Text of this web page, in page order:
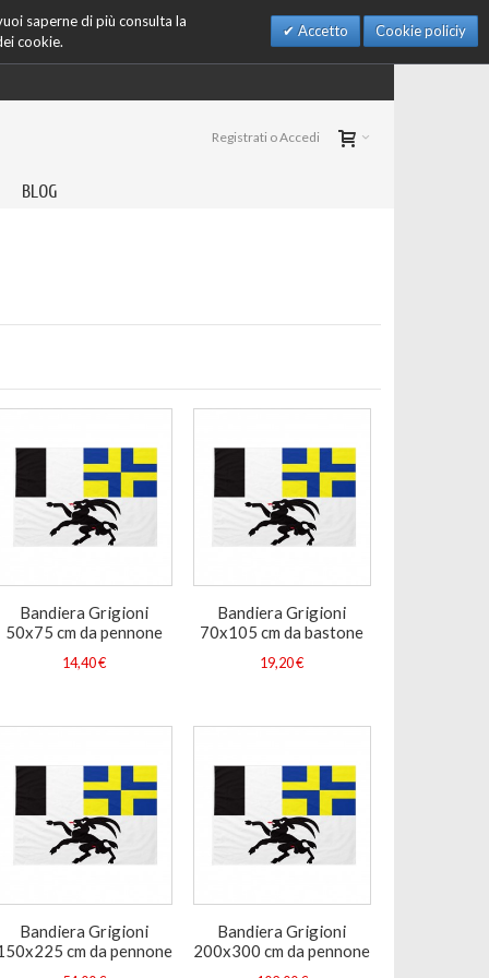
saperne di più consulta la
cookie.
Accetto Cookie policiy
Registrati o Accedi
BLOG
Bandiera Grigioni
50x75 cm da pennone
14,40 €
Bandiera Grigioni
70x105 cm da bastone
19,20 €
Bandiera Grigioni
cm da pennone
Bandiera Grigioni
200x300 cm da pennone